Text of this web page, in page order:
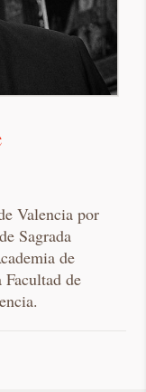
Valencia por
Sagrada
de
de